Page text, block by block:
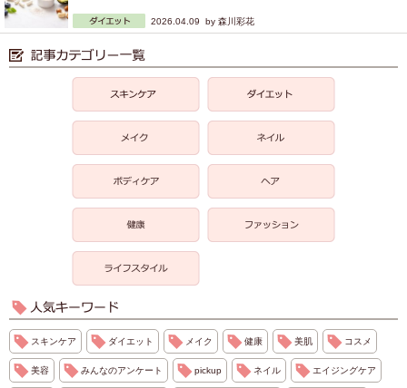
2026.04.09 by 森川彩花
スキンケア ダイエット メイク 健康 美肌 コスメ
美容 みんなのアンケート pickup ネイル エイジングケア